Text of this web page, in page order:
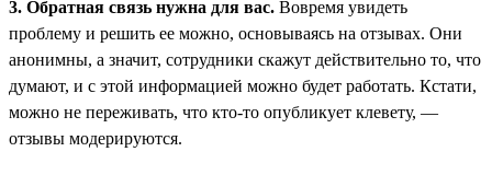
3. Обратная связь нужна для вас. Вовремя увидеть
проблему и решить ее можно, основываясь на отзывах. Они
анонимны, а значит, сотрудники скажут действительно то, что
думают, и с этой информацией можно будет работать. Кстати,
можно не переживать, что кто-то опубликует клевету, —
отзывы модерируются.